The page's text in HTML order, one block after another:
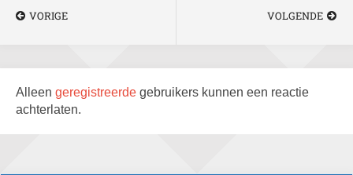
VORIGE VOLGENDE
Alleen geregistreerde gebruikers kunnen een reactie
achterlaten.